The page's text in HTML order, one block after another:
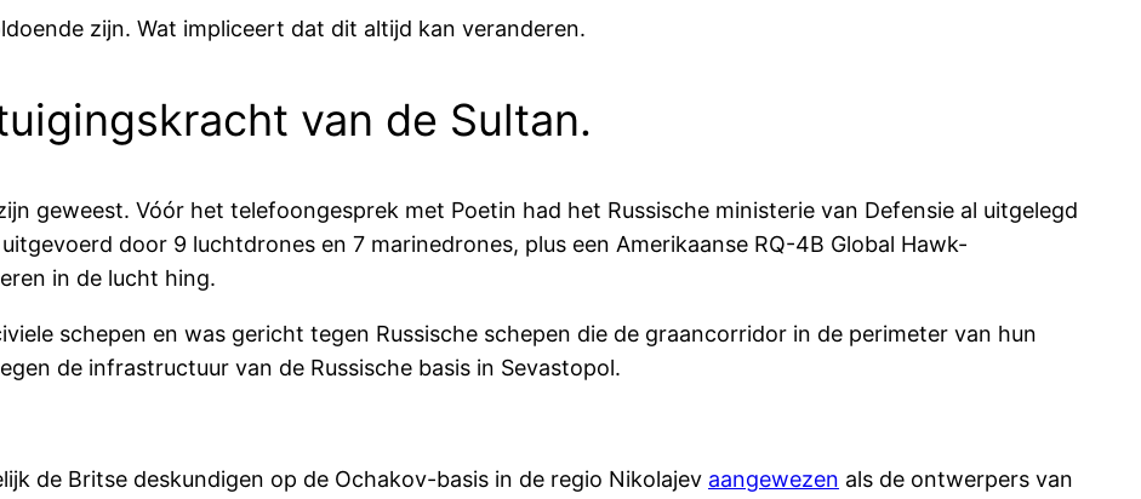
zijn. Wat impliceert dat dit altijd kan veranderen.
van de Sultan.
geweest. Vóór het telefoongesprek met Poetin had het Russische ministerie van Defensie al uitgelegd
door 9 luchtdrones en 7 marinedrones, plus een Amerikaanse RQ-4B Global Hawk-
in de lucht hing.
schepen en was gericht tegen Russische schepen die de graancorridor in de perimeter van hun
de infrastructuur van de Russische basis in Sevastopol.
de Britse deskundigen op de Ochakov-basis in de regio Nikolajev aangewezen als de ontwerpers van